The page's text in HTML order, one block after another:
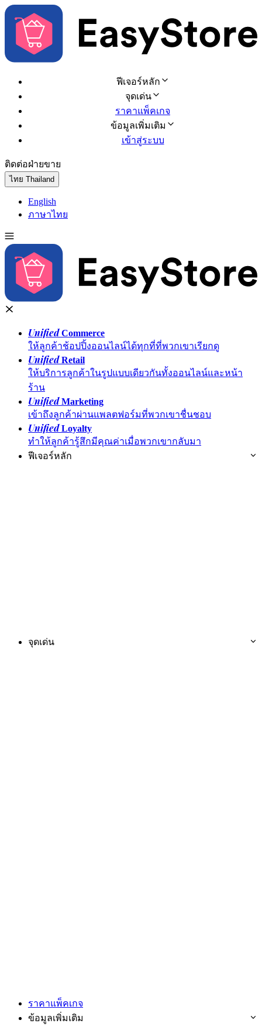
ฟีเจอร์หลัก
จุดเด่น
ราคาแพ็คเกจ
ข้อมูลเพิ่มเติม
เข้าสู่ระบบ
ติดต่อฝ่ายขาย
ไทย Thailand
English
ภาษาไทย
UnifiedCommerce
ให้ลูกค้าช้อปปิ้งออนไลน์ได้ทุกที่ที่พวกเขาเรียกดู
UnifiedRetail
ให้บริการลูกค้าในรูปแบบเดียวกันทั้งออนไลน์และหน้า
ร้าน
UnifiedMarketing
เข้าถึงลูกค้าผ่านแพลตฟอร์มที่พวกเขาชื่นชอบ
UnifiedLoyalty
ทำให้ลูกค้ารู้สึกมีคุณค่าเมื่อพวกเขากลับมา
ฟีเจอร์หลัก
จุดเด่น
ราคาแพ็คเกจ
ข้อมูลเพิ่มเติม